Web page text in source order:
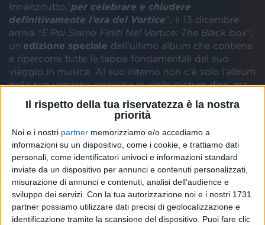
Il rispetto della tua riservatezza è la nostra
priorità
Noi e i nostri partner memorizziamo e/o accediamo a
informazioni su un dispositivo, come i cookie, e trattiamo dati
personali, come identificatori univoci e informazioni standard
inviate da un dispositivo per annunci e contenuti personalizzati,
misurazione di annunci e contenuti, analisi dell'audience e
sviluppo dei servizi. Con la tua autorizzazione noi e i nostri 1731
partner possiamo utilizzare dati precisi di geolocalizzazione e
identificazione tramite la scansione del dispositivo. Puoi fare clic
Innanzitutto,”per celebrare e chiudere
definitivamente l’era del Vortice”, il 13 dicembre
arriva “E Poi Siamo Finiti Nel Vortice: The Black box”,
un’edizione speciale dell’ultimo album che contiene
e ripercorre tutte le tappe fondamentali del suo
viaggio in musica. Al suo interno non c'è solo l’album
nella sua versione originale in vinile picture disc, ma
anche sei unici 45 giri celebrativi dellecanzoni
sono state tappe fondamentali del percorso della
cantautrice, dalla quadrilogia
Amour/Ragazza Sola/Sinceramente, anche in
versioni speciali, passando per Euforia , e la cover
Sweet Dreamsin un’inedita versione solista.